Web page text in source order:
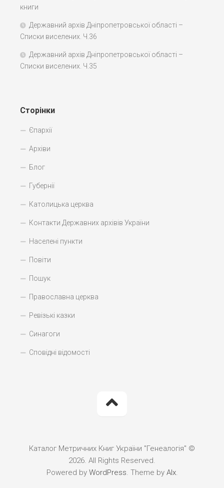
книги
Державний архів Дніпропетровської області –
Списки виселених. Ч.36
Державний архів Дніпропетровської області –
Списки виселених. Ч.35
Сторінки
Єпархії
Архіви
Блог
Губернії
Католицька церква
Контакти Державних архівів України
Населені пункти
Повіти
Пошук
Православна церква
Ревізькі казки
Синагоги
Сповідні відомості
Каталог Метричних Книг України "Генеалогія" ©
2026. All Rights Reserved.
Powered by WordPress. Theme by Alx.